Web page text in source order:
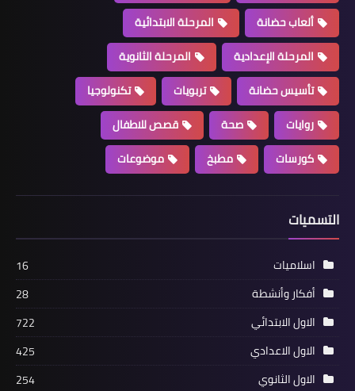
ألعاب حضانة
المرحلة الابتدائية
المرحلة الإعدادية
المرحلة الثانوية
تأسيس حضانة
تربويات
تكنولوجيا
روايات
صحة
قصص للاطفال
كورسات
مطبخ موضوعات
التسميات
اسلاميات
16
أفكار وأنشطة
28
الاول الابتدائي
722
الاول الاعدادي
425
الاول الثانوي
254